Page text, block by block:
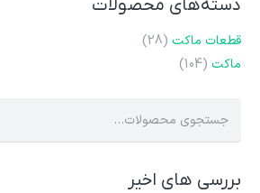
دسته‌های محصولات
قطعات ماکت (28)
ماکت (104)
برای:
بررسی های اخیر